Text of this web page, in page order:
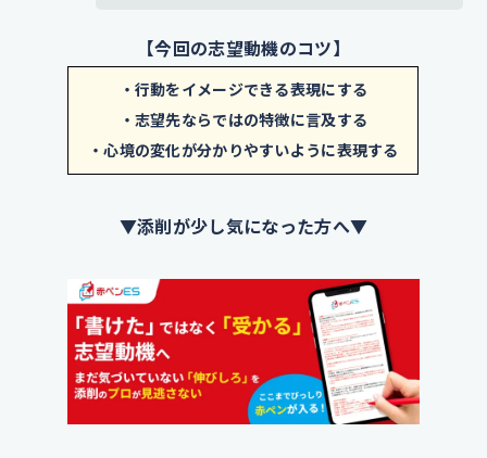
ました。おかげで私は安心して治療
に臨むことができ怖さを感じずに治
療台に座れるようになり、歯科衛生
士を志望するようになりました。専
技術はもちろん、患者様との信頼関
びました。
添削コメント｜体験の変化を「治療台に座れるよ
うになった」と可視化することで、読者が情景を
イメージしやすくなっています。
【今回の志望動機のコツ】
・行動をイメージできる表現にする
・志望先ならではの特徴に言及する
・心境の変化が分かりやすいように表現する
▼添削が少し気になった方へ▼